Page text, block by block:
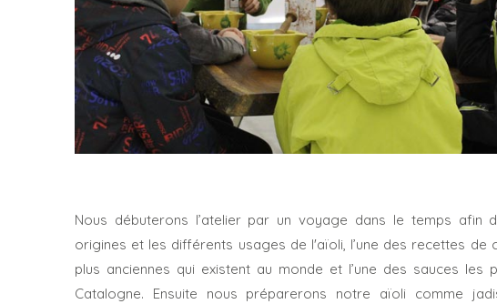
Nous débuterons l’atelier par un voyage dans le temps afin
origines et les différents usages de l'aïoli, l’une des recettes de
plus anciennes qui existent au monde et l’une des sauces les
Catalogne. Ensuite nous préparerons notre aïoli comme